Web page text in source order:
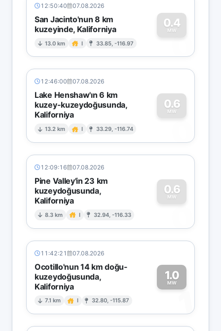
12:50:40 07.08.2026
San Jacinto'nun 8 km
kuzeyinde, Kaliforniya
13.0 km I 33.85, -116.97
0.4
MW
0
12:46:00 07.08.2026
Lake Henshaw'ın 6 km
kuzey-kuzeydoğusunda,
Kaliforniya
13.2 km I 33.29, -116.74
0.6
MW
0
12:09:16 07.08.2026
Pine Valley'in 23 km
kuzeydoğusunda,
Kaliforniya
8.3 km I 32.94, -116.33
0.6
MW
0
11:42:21 07.08.2026
Ocotillo'nun 14 km doğu-
kuzeydoğusunda,
Kaliforniya
7.1 km I 32.80, -115.87
1.0
MW
1